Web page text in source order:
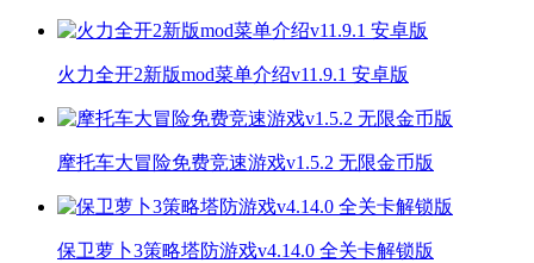
火力全开2新版mod菜单介绍v11.9.1 安卓版
摩托车大冒险免费竞速游戏v1.5.2 无限金币版
保卫萝卜3策略塔防游戏v4.14.0 全关卡解锁版